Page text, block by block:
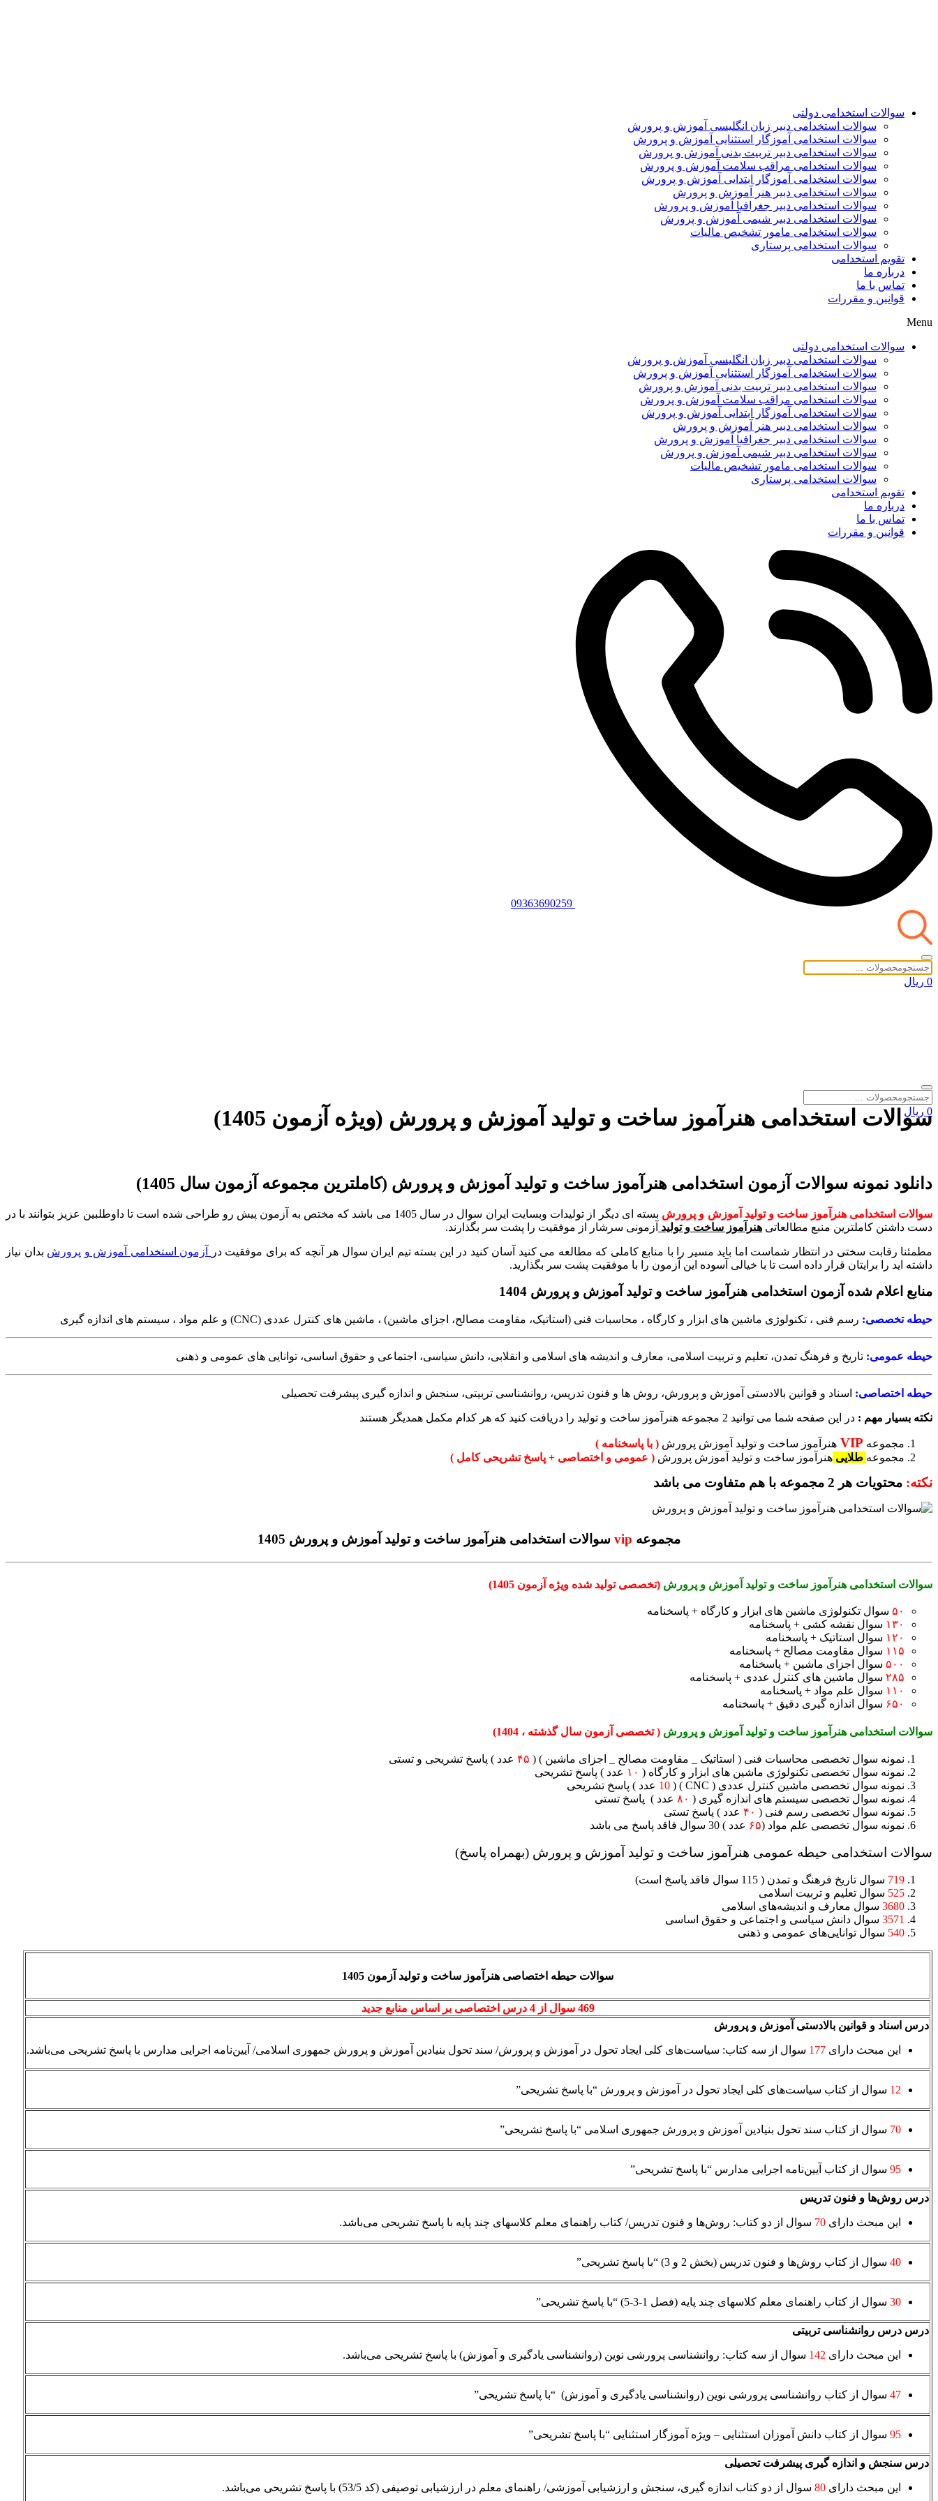
سوالات استخدامی دولتی
سوالات استخدامی دبیر زبان انگلیسی آموزش و پرورش
سوالات استخدامی آموزگار استثنایی آموزش و پرورش
سوالات استخدامی دبیر تربیت بدنی آموزش و پرورش
سوالات استخدامی مراقب سلامت آموزش و پرورش
سوالات استخدامی آموزگار ابتدایی آموزش و پرورش
سوالات استخدامی دبیر هنر آموزش و پرورش
سوالات استخدامی دبیر جغرافیا آموزش و پرورش
سوالات استخدامی دبیر شیمی آموزش و پرورش
سوالات استخدامی مامور تشخیص مالیات
سوالات استخدامی پرستاری
تقویم استخدامی
درباره ما
تماس با ما
قوانین و مقررات
Menu
سوالات استخدامی دولتی
سوالات استخدامی دبیر زبان انگلیسی آموزش و پرورش
سوالات استخدامی آموزگار استثنایی آموزش و پرورش
سوالات استخدامی دبیر تربیت بدنی آموزش و پرورش
سوالات استخدامی مراقب سلامت آموزش و پرورش
سوالات استخدامی آموزگار ابتدایی آموزش و پرورش
سوالات استخدامی دبیر هنر آموزش و پرورش
سوالات استخدامی دبیر جغرافیا آموزش و پرورش
سوالات استخدامی دبیر شیمی آموزش و پرورش
سوالات استخدامی مامور تشخیص مالیات
سوالات استخدامی پرستاری
تقویم استخدامی
درباره ما
تماس با ما
قوانین و مقررات
09363690259
0 ریال
0 ریال
سوالات استخدامی هنرآموز ساخت و تولید آموزش و پرورش (ویژه آزمون 1405)
دانلود نمونه سوالات آزمون استخدامی هنرآموز ساخت و تولید آموزش و پرورش (کاملترین مجموعه آزمون سال 1405)
سوالات استخدامی هنرآموز ساخت و تولید آموزش و پرورش
بسته ای دیگر از تولیدات وبسایت ایران سوال در سال 1405 می باشد که مختص به آزمون پیش رو طراحی شده است تا داوطلبین عزیز بتوانند با در
دست داشتن کاملترین منبع مطالعاتی هنرآموز ساخت و تولید آزمونی سرشار از موفقیت را پشت سر بگذارند.
مطمئنا رقابت سختی در انتظار شماست اما باید مسیر را با منابع کاملی که مطالعه می کنید آسان کنید در این بسته تیم ایران سوال هر آنچه که برای موفقیت در آزمون استخدامی آموزش و پرورش بدان نیاز
داشته اید را برایتان قرار داده است تا با خیالی آسوده این آزمون را با موفقیت پشت سر بگذارید.
منابع اعلام شده آزمون استخدامی هنرآموز ساخت و تولید آموزش و پرورش 1404
حیطه تخصصی: رسم فنی ، تکنولوژی ماشین های ابزار و کارگاه ، محاسبات فنی (استاتیک، مقاومت مصالح، اجزای ماشین) ، ماشین های کنترل عددی (CNC) و علم مواد ، سیستم های اندازه گیری
حیطه عمومی: تاریخ و فرهنگ تمدن، تعلیم و تربیت اسلامی، معارف و اندیشه های اسلامی و انقلابی، دانش سیاسی، اجتماعی و حقوق اساسی، توانایی های عمومی و ذهنی
حیطه اختصاصی: اسناد و قوانین بالادستی آموزش و پرورش، روش ها و فنون تدریس، روانشناسی تربیتی، سنجش و اندازه گیری پیشرفت تحصیلی
نکته بسیار مهم : در این صفحه شما می توانید 2 مجموعه هنرآموز ساخت و تولید را دریافت کنید که هر کدام مکمل همدیگر هستند
مجموعه VIP هنرآموز ساخت و تولید آموزش پرورش ( با پاسخنامه )
مجموعه طلایی هنرآموز ساخت و تولید آموزش پرورش ( عمومی و اختصاصی + پاسخ تشریحی کامل )
نکته: محتویات هر 2 مجموعه با هم متفاوت می باشد
مجموعه vip سوالات استخدامی هنرآموز ساخت و تولید آموزش و پرورش 1405
سوالات استخدامی هنرآموز ساخت و تولید آموزش و پرورش (تخصصی تولید شده ویژه آزمون 1405)
۵۰ سوال تکنولوژی ماشین های ابزار و کارگاه + پاسخنامه
۱۳۰ سوال نقشه کشی + پاسخنامه
۱۲۰ سوال استاتیک + پاسخنامه
۱۱۵ سوال مقاومت مصالح + پاسخنامه
۵۰۰ سوال اجزای ماشین + پاسخنامه
۲۸۵ سوال ماشین های کنترل عددی + پاسخنامه
۱۱۰ سوال علم مواد + پاسخنامه
۶۵۰ سوال اندازه گیری دقیق + پاسخنامه
سوالات استخدامی هنرآموز ساخت و تولید آموزش و پرورش ( تخصصی آزمون سال گذشته ، 1404)
نمونه سوال تخصصی محاسبات فنی ( استاتیک _ مقاومت مصالح _ اجزای ماشین ) ( ۴۵ عدد ) پاسخ تشریحی و تستی
نمونه سوال تخصصی تکنولوژی ماشین های ابزار و کارگاه ( ۱۰ عدد ) پاسخ تشریحی
نمونه سوال تخصصی ماشین کنترل عددی ( CNC ) (
10 عدد ) پاسخ تشریحی
نمونه سوال تخصصی سیستم های اندازه گیری ( ۸۰ عدد ) پاسخ تستی
نمونه سوال تخصصی رسم فنی ( ۴۰ عدد ) پاسخ تستی
نمونه سوال تخصصی علم مواد (۶۵ عدد ) 30 سوال فاقد پاسخ می باشد
سوالات استخدامی حیطه عمومی هنرآموز ساخت و تولید آموزش و پرورش (بهمراه پاسخ)
719 سوال تاریخ فرهنگ و تمدن ( 115 سوال فاقد پاسخ است)
525 سوال تعلیم و تربیت اسلامی
3680 سوال معارف و اندیشه‌های اسلامی
3571 سوال دانش سیاسی و اجتماعی و حقوق اساسی
540 سوال توانایی‌های عمومی و ذهنی
سوالات حیطه اختصاصی هنرآموز ساخت و تولید آزمون 1405
469 سوال از 4 درس اختصاصی بر اساس منابع جدید
درس اسناد و قوانین بالادستی آموزش و پرورش
این مبحث دارای 177 سوال از سه کتاب: سیاست­‌های کلی ایجاد تحول در آموزش و پرورش/ سند تحول بنیادین آموزش و پرورش جمهوری اسلامی/ آیین‌نامه اجرایی مدارس با پاسخ تشریحی می‌باشد.
12 سوال از کتاب سیاست­‌های کلی ایجاد تحول در آموزش و پرورش “با پاسخ تشریحی”
70 سوال از کتاب سند تحول بنیادین آموزش و پرورش جمهوری اسلامی “با پاسخ تشریحی”
95 سوال از کتاب آیین‌نامه اجرایی مدارس “با پاسخ تشریحی”
درس روش‌ها و فنون تدریس
این مبحث دارای 70 سوال از دو کتاب: روش‌ها و فنون تدریس/ کتاب راهنمای معلم کلاس­های چند پایه با پاسخ تشریحی می‌باشد.
40 سوال از کتاب روش‌ها و فنون تدریس (بخش 2 و 3) “با پاسخ تشریحی”
30 سوال از کتاب راهنمای معلم کلاس­های چند پایه (فصل 1-3-5) “با پاسخ تشریحی”
درس درس روانشناسی تربیتی
این مبحث دارای 142 سوال از سه کتاب: روانشناسی پرورشی نوین (روانشناسی یادگیری و آموزش) با پاسخ تشریحی می‌باشد.
47 سوال از کتاب روانشناسی پرورشی نوین (روانشناسی یادگیری و آموزش) “با پاسخ تشریحی”
95 سوال از کتاب دانش آموزان استثنایی – ویژه آموزگار استثنایی “با پاسخ تشریحی”
درس سنجش و اندازه گیری پیشرفت تحصیلی
این مبحث دارای 80 سوال از دو كتاب اندازه گیری، سنجش و ارزشیابی آموزشی/ راهنمای معلم در ارزشیابی توصیفی (کد 53/5) با پاسخ تشریحی می‌باشد.